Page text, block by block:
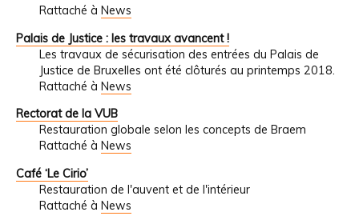
Rattaché à News
Palais de Justice : les travaux avancent !
Les travaux de sécurisation des entrées du Palais de
Justice de Bruxelles ont été clôturés au printemps 2018.
Rattaché à News
Rectorat de la VUB
Restauration globale selon les concepts de Braem
Rattaché à News
Café ‘Le Cirio’
Restauration de l'auvent et de l'intérieur
Rattaché à News